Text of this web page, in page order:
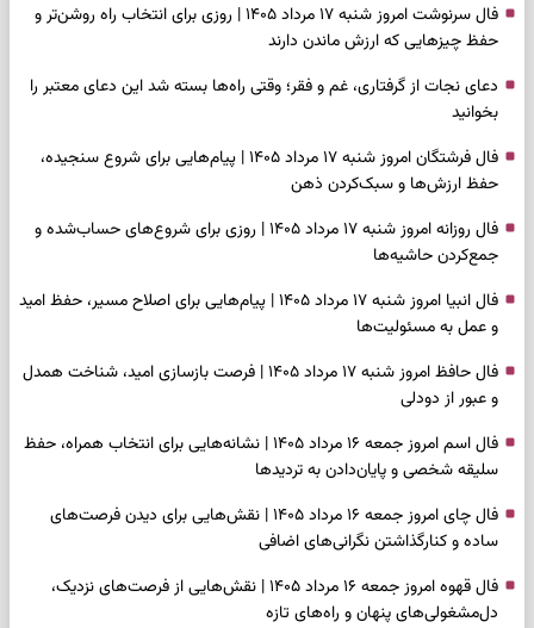
فال سرنوشت امروز شنبه ۱۷ مرداد ۱۴۰۵ | روزی برای انتخاب راه روشن‌تر و
حفظ چیزهایی که ارزش ماندن دارند
دعای نجات از گرفتاری، غم و فقر؛ وقتی راه‌ها بسته شد این دعای معتبر را
بخوانید
فال فرشتگان امروز شنبه ۱۷ مرداد ۱۴۰۵ | پیام‌هایی برای شروع سنجیده،
حفظ ارزش‌ها و سبک‌کردن ذهن
فال روزانه امروز شنبه ۱۷ مرداد ۱۴۰۵ | روزی برای شروع‌های حساب‌شده و
جمع‌کردن حاشیه‌ها
فال انبیا امروز شنبه ۱۷ مرداد ۱۴۰۵ | پیام‌هایی برای اصلاح مسیر، حفظ امید
و عمل به مسئولیت‌ها
فال حافظ امروز شنبه ۱۷ مرداد ۱۴۰۵ | فرصت بازسازی امید، شناخت همدل
و عبور از دودلی
فال اسم امروز جمعه ۱۶ مرداد ۱۴۰۵ | نشانه‌هایی برای انتخاب همراه، حفظ
سلیقه شخصی و پایان‌دادن به تردیدها
فال چای امروز جمعه ۱۶ مرداد ۱۴۰۵ | نقش‌هایی برای دیدن فرصت‌های
ساده و کنارگذاشتن نگرانی‌های اضافی
فال قهوه امروز جمعه ۱۶ مرداد ۱۴۰۵ | نقش‌هایی از فرصت‌های نزدیک،
دل‌مشغولی‌های پنهان و راه‌های تازه